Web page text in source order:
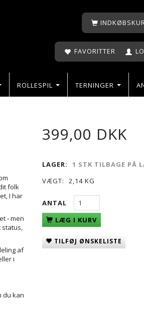
FAVORITTER
ROLLESPIL TERNINGER
folk
I har
- men
af
i
du kan
399,00 DKK
LAGER:
1 STK TILBAGE PÅ
VÆGT:
2,14 KG
ANTAL
LÆG I KURV
TILFØJ ØNSKELISTE